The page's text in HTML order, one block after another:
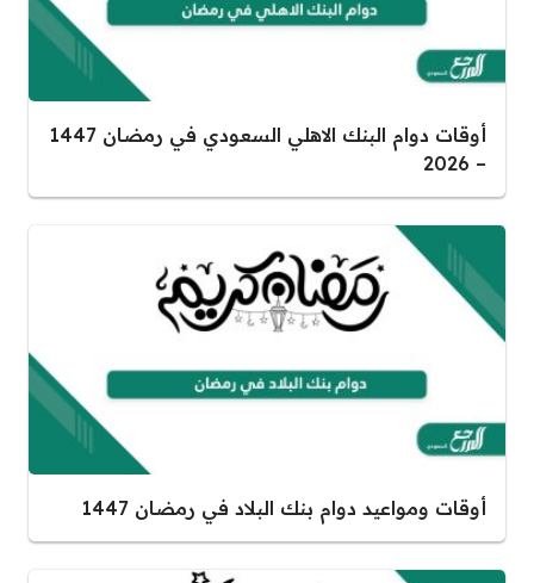
أوقات دوام البنك الاهلي السعودي في رمضان 1447
– 2026
أوقات ومواعيد دوام بنك البلاد في رمضان 1447